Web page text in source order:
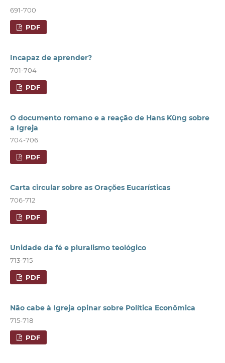
691-700
PDF
Incapaz de aprender?
701-704
PDF
O documento romano e a reação de Hans Küng sobre
a Igreja
704-706
PDF
Carta circular sobre as Orações Eucarísticas
706-712
PDF
Unidade da fé e pluralismo teológico
713-715
PDF
Não cabe à Igreja opinar sobre Política Econômica
715-718
PDF